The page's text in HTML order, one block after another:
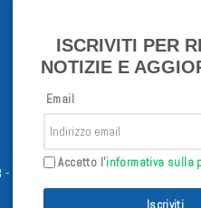
- Tutti i diritti riservati
ISCRIVITI PER
NOTIZIE E
Email
Accetto l'informativa sulla
Iscriviti